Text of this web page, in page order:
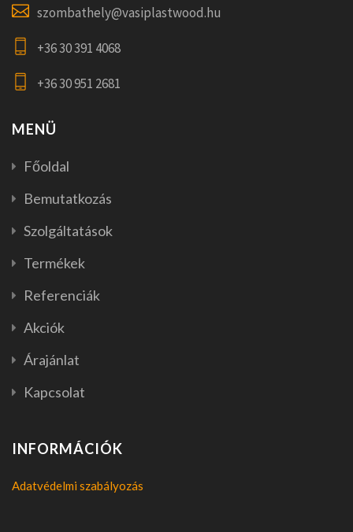
szombathely@vasiplastwood.hu
+36 30 391 4068
+36 30 951 2681
MENÜ
Főoldal
Bemutatkozás
Szolgáltatások
Termékek
Referenciák
Akciók
Árajánlat
Kapcsolat
INFORMÁCIÓK
Adatvédelmi szabályozás